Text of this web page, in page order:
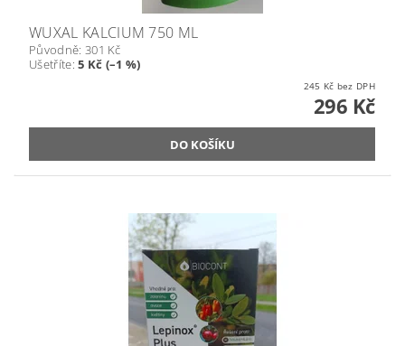
WUXAL KALCIUM 750 ML
Původně: 301 Kč
Ušetříte:5 Kč (–1 %)
245 Kč bez DPH
296 Kč